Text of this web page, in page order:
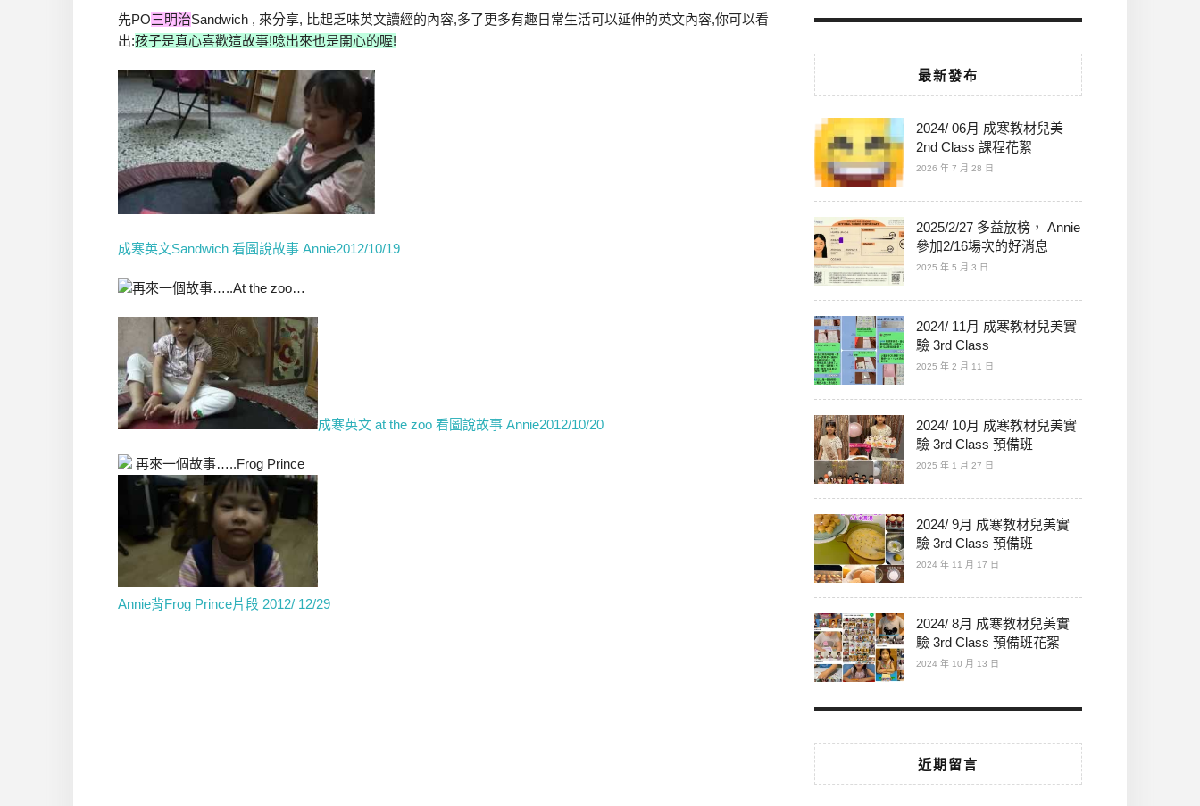
先PO三明治Sandwich , 來分享, 比起乏味英文讀經的內容,多了更多有趣日常生活可以延伸的英文內容,你可以看
出:孩子是真心喜歡這故事!唸出來也是開心的喔!
成寒英文Sandwich 看圖說故事 Annie2012/10/19
再來一個故事…..At the zoo…
成寒英文 at the zoo 看圖說故事 Annie2012/10/20
再來一個故事…..Frog Prince
Annie背Frog Prince片段 2012/ 12/29
最新發布
2024/ 06月 成寒教材兒美
2nd Class 課程花絮
2026 年 7 月 28 日
2025/2/27 多益放榜， Annie
參加2/16場次的好消息
2025 年 5 月 3 日
2024/ 11月 成寒教材兒美實
驗 3rd Class
2025 年 2 月 11 日
2024/ 10月 成寒教材兒美實
驗 3rd Class 預備班
2025 年 1 月 27 日
2024/ 9月 成寒教材兒美實
驗 3rd Class 預備班
2024 年 11 月 17 日
2024/ 8月 成寒教材兒美實
驗 3rd Class 預備班花絮
2024 年 10 月 13 日
近期留言